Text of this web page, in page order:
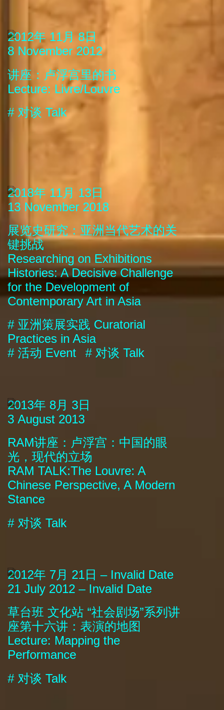
2012年 11月 8日
8 November 2012
讲座：卢浮宫里的书
Lecture: Livre/Louvre
# 对谈 Talk
2018年 11月 13日
13 November 2018
展览史研究：亚洲当代艺术的关
键挑战
Researching on Exhibitions
Histories: A Decisive Challenge
for the Development of
Contemporary Art in Asia
# 亚洲策展实践 Curatorial
Practices in Asia
# 活动 Event # 对谈 Talk
2013年 8月 3日
3 August 2013
RAM讲座：卢浮宫：中国的眼
光，现代的立场
RAM TALK:The Louvre: A
Chinese Perspective, A Modern
Stance
# 对谈 Talk
2012年 7月 21日 – Invalid Date
21 July 2012 – Invalid Date
草台班 文化站 “社会剧场”系列讲
座第十六讲：表演的地图
Lecture: Mapping the
Performance
# 对谈 Talk